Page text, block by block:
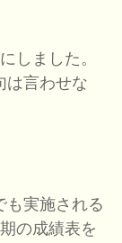
しました。
は言わせな
実施される
の成績表を